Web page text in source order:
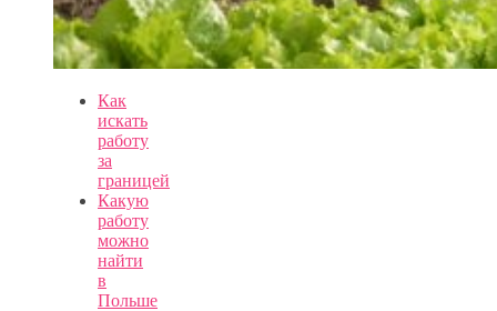
Как
искать
работу
за
границей
Какую
работу
можно
найти
в
Польше